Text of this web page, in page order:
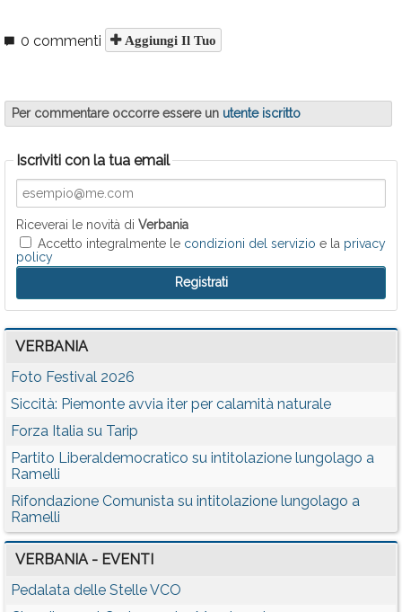
0 commenti Aggiungi Il Tuo
Per commentare occorre essere un utente iscritto
Iscriviti con la tua email
Riceverai le novità di Verbania
Accetto integralmente le condizioni del servizio e la privacy
policy
VERBANIA
Foto Festival 2026
Siccità: Piemonte avvia iter per calamità naturale
Forza Italia su Tarip
Partito Liberaldemocratico su intitolazione lungolago a
Ramelli
Rifondazione Comunista su intitolazione lungolago a
Ramelli
VERBANIA - EVENTI
Pedalata delle Stelle VCO